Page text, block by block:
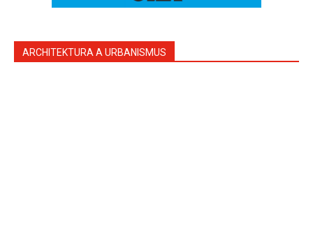
ARCHITEKTURA A URBANISMUS